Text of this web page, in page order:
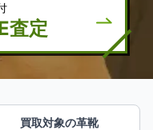
査定
買取対象の革靴